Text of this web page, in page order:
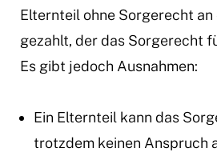
Elternteil ohne Sorgerecht
gezahlt, der das Sorgerecht
Es gibt jedoch Ausnahmen:
Ein Elternteil kann das
trotzdem keinen Anspruch